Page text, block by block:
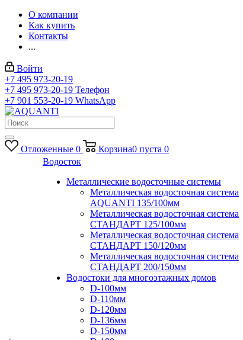
О компании
Как купить
Контакты
...
Войти
+7 495 973-20-19
+7 495 973-20-19 Телефон
+7 901 553-20-19 WhatsApp
Отложенные 0 Корзина0 пуста 0
Водосток
Металлические водосточные системы
Металлическая водосточная система
AQUANTI 135/100мм
Металлическая водосточная система
СТАНДАРТ 125/100мм
Металлическая водосточная система
СТАНДАРТ 150/120мм
Металлическая водосточная система
СТАНДАРТ 200/150мм
Водостоки для многоэтажных домов
D-100мм
D-110мм
D-120мм
D-136мм
D-150мм